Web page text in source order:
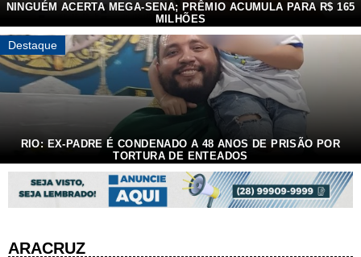
NINGUÉM ACERTA MEGA-SENA; PRÊMIO ACUMULA PARA R$ 165
MILHÕES
Dezenas....
Destaque
RIO: EX-PADRE É CONDENADO A 48 ANOS DE PRISÃO POR
TORTURA DE ENTEADOS
Padrasto....
ARACRUZ